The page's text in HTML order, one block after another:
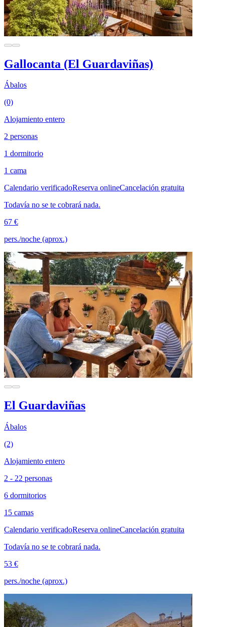
Gallocanta (El Guardaviñas)
Ábalos
(0)
Alojamiento entero
2 personas
1 dormitorio
1 cama
Calendario verificadoReserva onlineCancelación gratuita
Todavía no se te cobrará nada.
67 €
pers./noche (aprox.)
El Guardaviñas
Ábalos
(2)
Alojamiento entero
2 - 22 personas
6 dormitorios
15 camas
Calendario verificadoReserva onlineCancelación gratuita
Todavía no se te cobrará nada.
53 €
pers./noche (aprox.)